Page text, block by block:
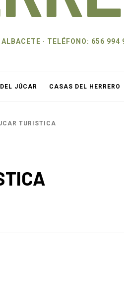
· TELÉFONO: 656 994
JÚCAR CASAS DEL HERRERO
TURISTICA